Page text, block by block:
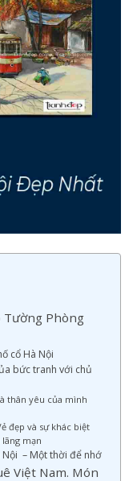
Tường Phòng
cổ Hà Nội
bức tranh với chủ
thân yêu của mình
đẹp và sự khác biệt
mạn
– Một thời để nhớ
Việt Nam. Món